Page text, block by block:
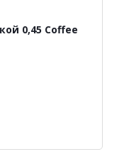
0,45 Coffee